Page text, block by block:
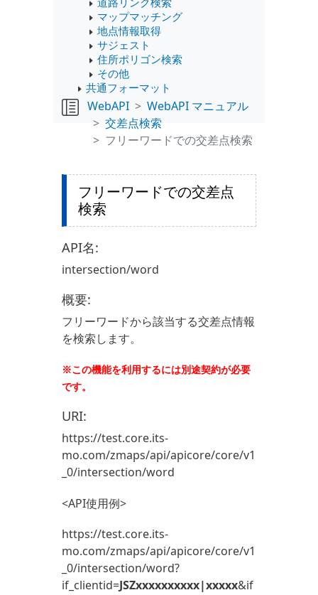
マップマッチング
地点情報取得
サジェスト
住所ポリゴン検索
その他
共通フォーマット
WebAPI
WebAPI マニュアル
交差点検索
フリーワードでの交差点検索
フリーワードでの交差点
検索
API名:
intersection/word
概要:
フリーワードから該当する交差点情報
を検索します。
※この機能を利用するには別途契約が必要
です。
URI:
https://test.core.its-
mo.com/zmaps/api/apicore/core/v1
_0/intersection/word
<API使用例>
https://test.core.its-
mo.com/zmaps/api/apicore/core/v1
_0/intersection/word?
if_clientid=JSZxxxxxxxxxx|xxxxx&if